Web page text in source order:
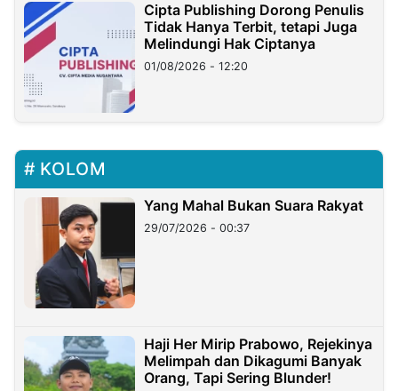
Cipta Publishing Dorong Penulis
Tidak Hanya Terbit, tetapi Juga
Melindungi Hak Ciptanya
01/08/2026 - 12:20
KOLOM
Yang Mahal Bukan Suara Rakyat
29/07/2026 - 00:37
Haji Her Mirip Prabowo, Rejekinya
Melimpah dan Dikagumi Banyak
Orang, Tapi Sering Blunder!